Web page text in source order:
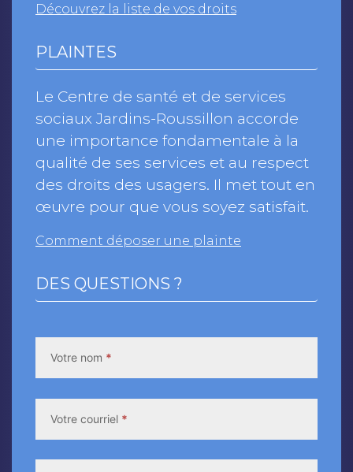
Découvrez la liste de vos droits
PLAINTES
Le Centre de santé et de services
sociaux Jardins-Roussillon accorde
une importance fondamentale à la
qualité de ses services et au respect
des droits des usagers. Il met tout en
œuvre pour que vous soyez satisfait.
Comment déposer une plainte
DES QUESTIONS ?
Us
Votre nom *
Votre courriel *